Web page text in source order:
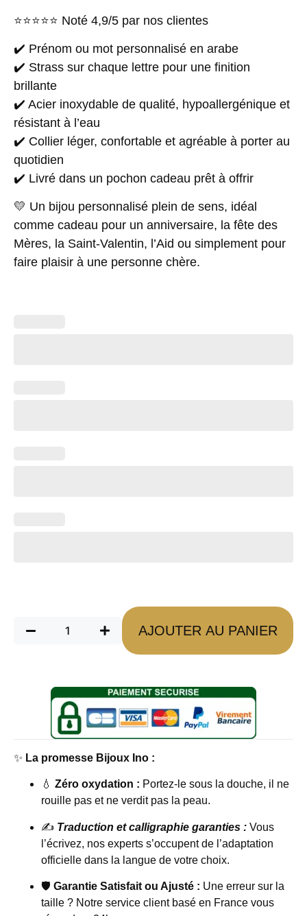
⭐⭐⭐⭐⭐ Noté 4,9/5 par nos clientes
✔️ Prénom ou mot personnalisé en arabe
✔️ Strass sur chaque lettre pour une finition
brillante
✔️ Acier inoxydable de qualité, hypoallergénique et
résistant à l’eau
✔️ Collier léger, confortable et agréable à porter au
quotidien
✔️ Livré dans un pochon cadeau prêt à offrir
💛 Un bijou personnalisé plein de sens, idéal
comme cadeau pour un anniversaire, la fête des
Mères, la Saint-Valentin, l’Aid ou simplement pour
faire plaisir à une personne chère.
AJOUTER AU PANIER
✨ La promesse Bijoux Ino :
💧 Zéro oxydation : Portez-le sous la douche, il ne
rouille pas et ne verdit pas la peau.
✍️ Traduction et calligraphie garanties : Vous
l’écrivez, nos experts s’occupent de l’adaptation
officielle dans la langue de votre choix.
🛡️ Garantie Satisfait ou Ajusté : Une erreur sur la
taille ? Notre service client basé en France vous